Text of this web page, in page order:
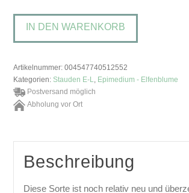
and
Share'Elfenblume
Menge
IN DEN WARENKORB
Artikelnummer:004547740512552
Kategorien: Stauden E-L Epimedium - Elfenblume
Postversand möglich
Abholung vor Ort
Beschreibung
Diese Sorte ist noch relativ neu und